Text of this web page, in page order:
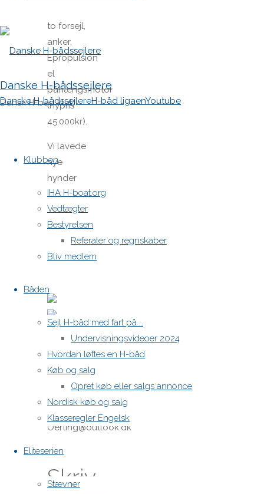
Danske H-bådssejlere
Dansk H-båd klub
Danske H-bådssejlereH-båd ligaenYoutube
Klubben
IHA H-boat.org
Vedtægter
Bestyrelsen
Referater og regnskaber
Bliv medlem
Båden
Sejl H-båd med fart på …
Undervisningsvideoer 2024
Hvordan løftes en H-båd
Køb og salg
Opret køb eller salgs annonce
Nordisk køb og salg
Klasseregler Engelsk
Eliteserien
Stævner
to forsejl,
anker,
Epropulsion
el
påhængsmotor
(nypris
45.000kr).
Vi lavede
nye
hynder
for et par
år siden.
Den står
rigtigt fint.
Oerting@outlook.dk
Skriv